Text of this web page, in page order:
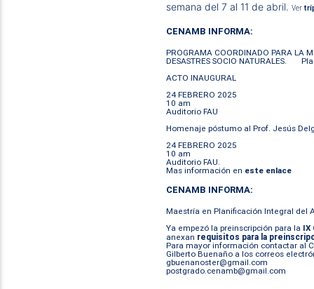
semana del 7 al 11 de abril. Ver
CENAMB INFORMA:
PROGRAMA COORDINADO PARA LA
DESASTRES SOCIO NATURALES.
ACTO INAUGURAL
24 FEBRERO 2025
10 am
Auditorio FAU
Homenaje póstumo al Prof. Jesús
24 FEBRERO 2025
10 am
Auditorio FAU.
Mas información en este enlace
CENAMB INFORMA:
Maestría en Planificación Integral del
Ya empezó la preinscripción para la IX
anexan requisitos para la
Para mayor información contactar al
Gilberto Buenaño a los correos
gbuenanoster@gmail.com
postgrado.cenamb@gmail.com